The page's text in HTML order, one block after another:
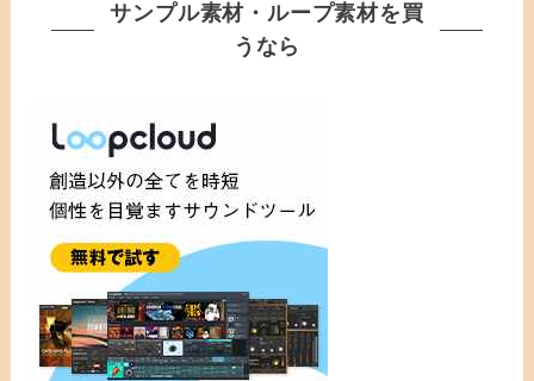
サンプル素材・ループ素材を買
うなら